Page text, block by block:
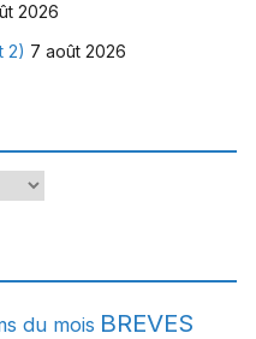
2026
2) 7 août 2026
du mois BREVES